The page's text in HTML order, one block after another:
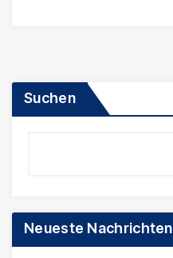
Suchen
Neueste Nachrichten